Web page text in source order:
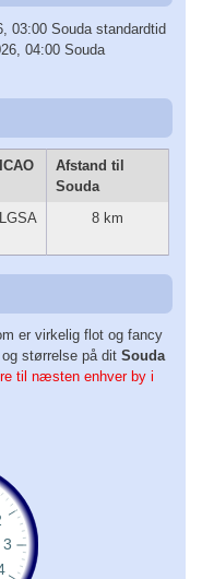
03:00 Souda standardtid
04:00 Souda
ICAO
Afstand til
Souda
LGSA 8 km
er virkelig flot og fancy
størrelse på dit Souda
til næsten enhver by i